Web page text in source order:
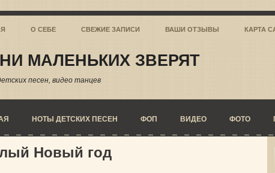
О СЕБЕ СВЕЖИЕ ЗАПИСИ ВАШИ ОТЗЫВЫ КАРТА
МАЛЕНЬКИХ ЗВЕРЯТ
песен, видео танцев
НОТЫ ДЕТСКИХ ПЕСЕН ФОП ВИДЕО ФОТО
Новый год